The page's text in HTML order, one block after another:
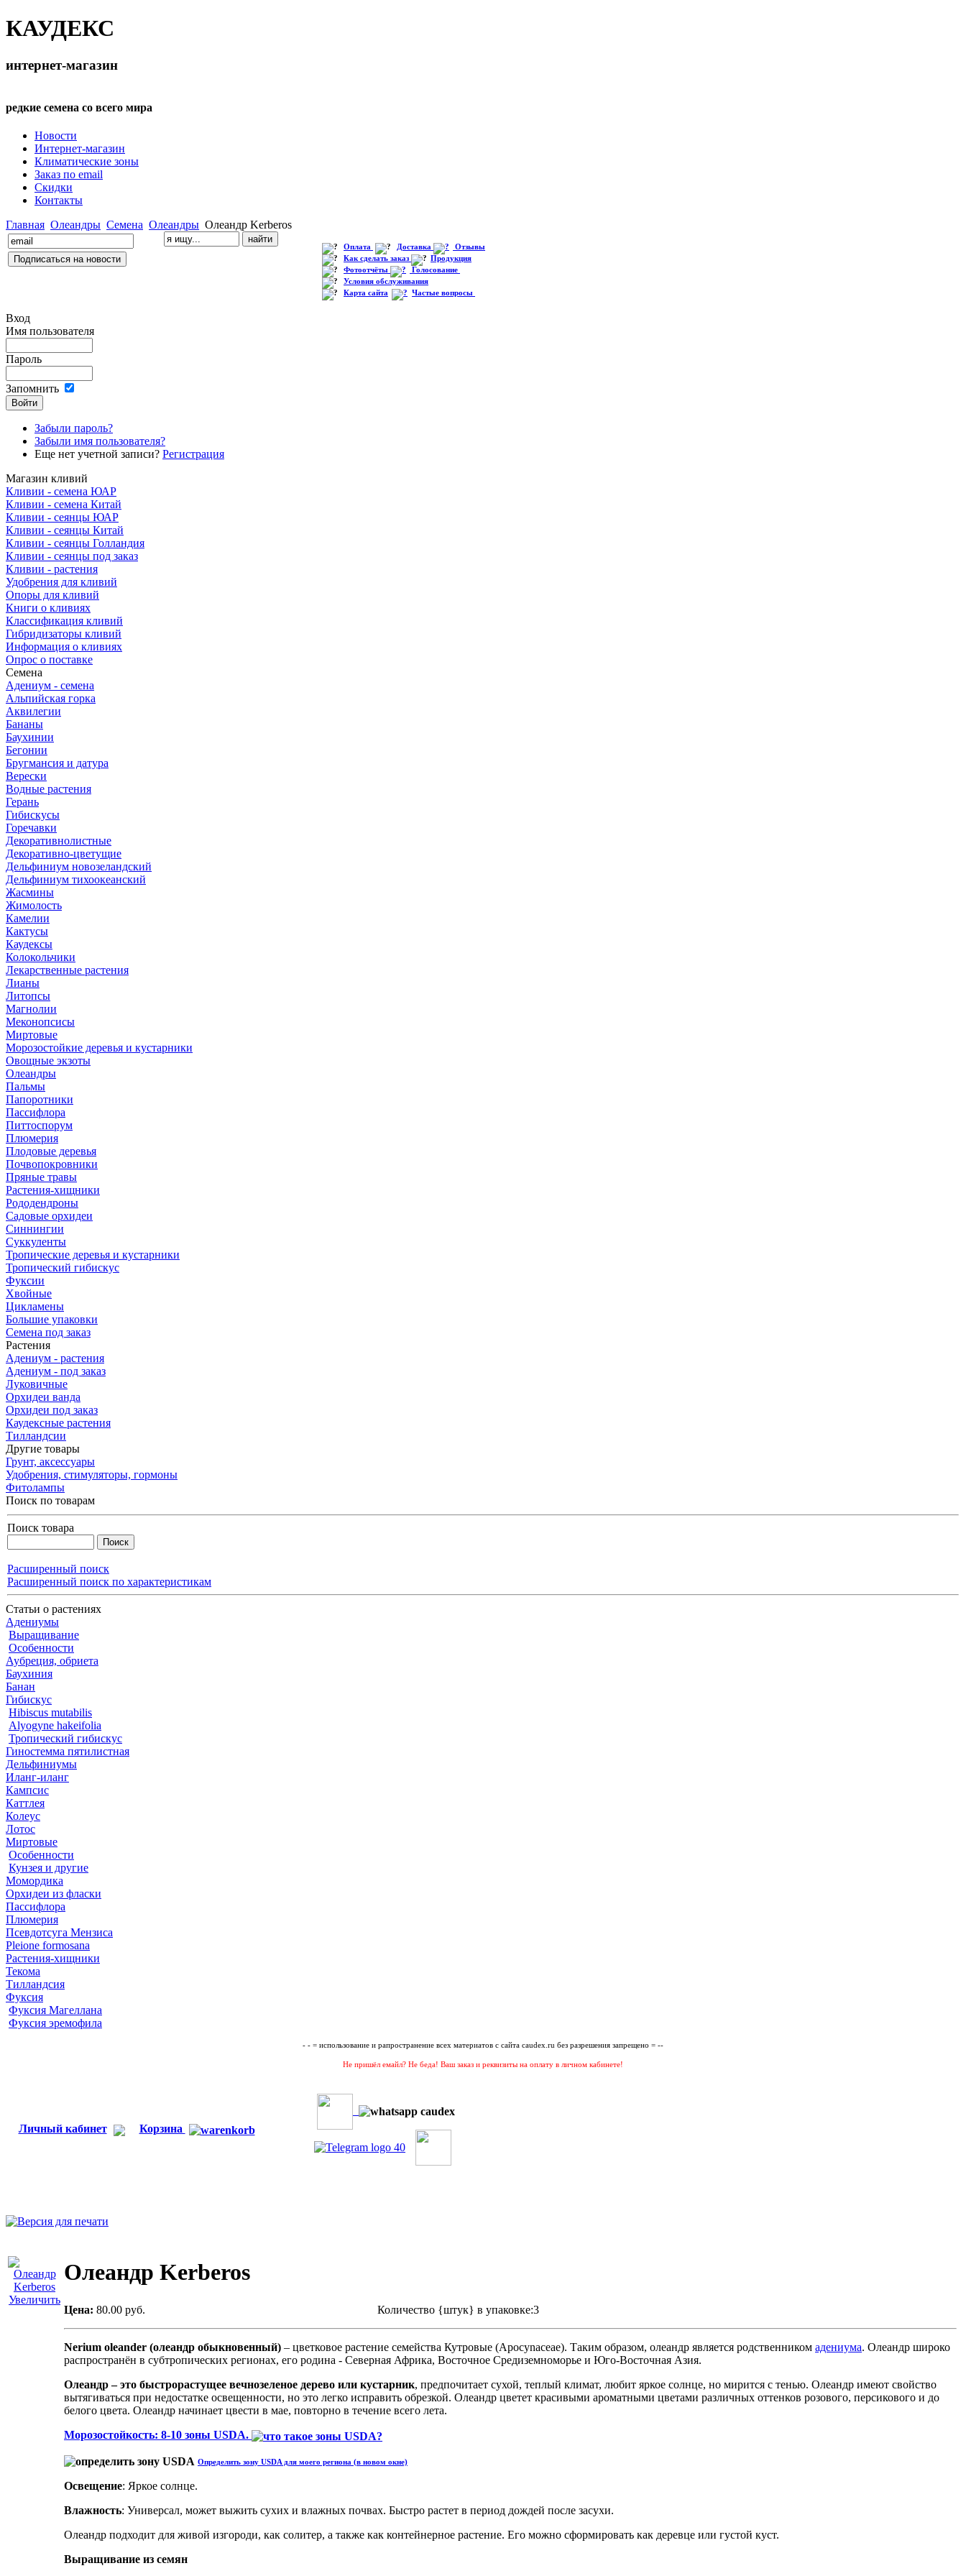
КАУДЕКС
интернет-магазин
редкие семена со всего мира
Новости
Интернет-магазин
Климатические зоны
Заказ по email
Скидки
Контакты
Главная Олеандры Семена Олеандры Олеандр Kerberos
Оплата Доставка
Отзывы
Как сделать заказ
Продукция
Фотоотчёты
Голосование
Условия обслуживания
Карта сайта
Частые вопросы
Вход
Имя пользователя
Пароль
Запомнить
Забыли пароль?
Забыли имя пользователя?
Еще нет учетной записи? Регистрация
Магазин кливий
Кливии - семена ЮАР
Кливии - семена Китай
Кливии - сеянцы ЮАР
Кливии - сеянцы Китай
Кливии - сеянцы Голландия
Кливии - сеянцы под заказ
Кливии - растения
Удобрения для кливий
Опоры для кливий
Книги о кливиях
Классификация кливий
Гибридизаторы кливий
Информация о кливиях
Опрос о поставке
Семена
Адениум - семена
Альпийская горка
Аквилегии
Бананы
Баухинии
Бегонии
Бругмансия и датура
Верески
Водные растения
Герань
Гибискусы
Горечавки
Декоративнолистные
Декоративно-цветущие
Дельфиниум новозеландский
Дельфиниум тихоокеанский
Жасмины
Жимолость
Камелии
Кактусы
Каудексы
Колокольчики
Лекарственные растения
Лианы
Литопсы
Магнолии
Меконопсисы
Миртовые
Морозостойкие деревья и кустарники
Овощные экзоты
Олеандры
Пальмы
Папоротники
Пассифлора
Питтоспорум
Плюмерия
Плодовые деревья
Почвопокровники
Пряные травы
Растения-хищники
Рододендроны
Садовые орхидеи
Синнингии
Суккуленты
Тропические деревья и кустарники
Тропический гибискус
Фуксии
Хвойные
Цикламены
Большие упаковки
Семена под заказ
Растения
Адениум - растения
Адениум - под заказ
Луковичные
Орхидеи ванда
Орхидеи под заказ
Каудексные растения
Тилландсии
Другие товары
Грунт, аксессуары
Удобрения, стимуляторы, гормоны
Фитолампы
Поиск по товарам
Поиск товара
Расширенный поиск
Расширенный поиск по характеристикам
Статьи о растениях
Адениумы
Выращивание
Особенности
Аубреция, обриета
Баухиния
Банан
Гибискус
Hibiscus mutabilis
Alyogyne hakeifolia
Тропический гибискус
Гиностемма пятилистная
Дельфиниумы
Иланг-иланг
Кампсис
Каттлея
Колеус
Лотос
Миртовые
Особенности
Кунзея и другие
Момордика
Орхидеи из фласки
Пассифлора
Плюмерия
Псевдотсуга Мензиса
Pleione formosana
Растения-хищники
Текома
Тилландсия
Фуксия
Фуксия Магеллана
Фуксия эремофила
- - = использование и рапространение всех материатов с сайта caudex.ru без разрешения запрещено = --
Не пришёл емайл? Не беда! Ваш заказ и реквизиты на оплату в личном кабинете!
Личный кабинет Корзина
Увеличить
Олеандр Kerberos
Цена: 80.00 руб. Количество {штук} в упаковке:3
Nerium oleander (олеандр обыкновенный) – цветковое растение семейства Кутровые (Apocynaceae). Таким образом, олеандр является родственником адениума. Олеандр широко
распространён в субтропических регионах, его родина - Северная Африка, Восточное Средиземноморье и Юго-Восточная Азия.
Олеандр – это быстрорастущее вечнозеленое дерево или кустарник, предпочитает сухой, теплый климат, любит яркое солнце, но мирится с тенью. Олеандр имеют свойство
вытягиваться при недостатке освещенности, но это легко исправить обрезкой. Олеандр цветет красивыми ароматными цветами различных оттенков розового, персикового и до
белого цвета. Олеандр начинает цвести в мае, повторно в течение всего лета.
Морозостойкость: 8-10 зоны USDA.
Определить зону USDA для моего региона (в новом окне)
Освещение: Яркое солнце.
Влажность: Универсал, может выжить сухих и влажных почвах. Быстро растет в период дождей после засухи.
Олеандр подходит для живой изгороди, как солитер, а также как контейнерное растение. Его можно сформировать как деревце или густой куст.
Выращивание из семян